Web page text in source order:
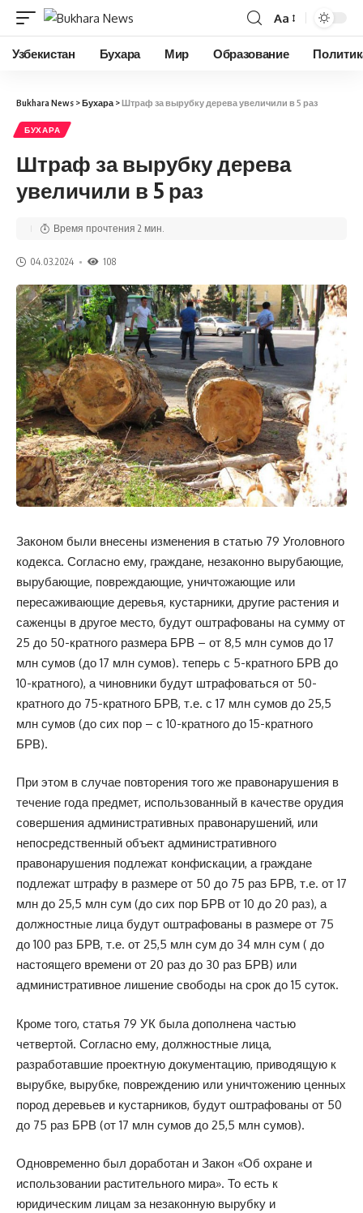
Aa
Узбекистан Бухара Мир Образование
Bukhara News >Бухара >Штраф за вырубку дерева увеличили в 5 раз
БУХАРА
Штраф за вырубку дерева
увеличили в 5 раз
04.03.2024 108
Время прочтения 2 мин.
Законом были внесены изменения в статью 79 Уголовного
кодекса. Согласно ему, граждане, незаконно вырубающие,
вырубающие, повреждающие, уничтожающие или
пересаживающие деревья, кустарники, другие растения и
саженцы в другое место, будут оштрафованы на сумму от
25 до 50-кратного размера БРВ – от 8,5 млн сумов до 17
млн ​​сумов (до 17 млн ​​сумов). теперь с 5-кратного БРВ до
10-кратного), а чиновники будут штрафоваться от 50-
кратного до 75-кратного БРВ, т.е. с 17 млн ​​сумов до 25,5
млн сумов (до сих пор – с 10-кратного до 15-кратного
БРВ).
При этом в случае повторения того же правонарушения в
течение года предмет, использованный в качестве орудия
совершения административных правонарушений, или
непосредственный объект административного
правонарушения подлежат конфискации, а граждане
подлежат штрафу в размере от 50 до 75 раз БРВ, т.е. от 17
млн ​​до 25,5 млн сум (до сих пор БРВ от 10 до 20 раз), а
должностные лица будут оштрафованы в размере от 75
до 100 раз БРВ, т.е. от 25,5 млн сум до 34 млн сум ( до
настоящего времени от 20 раз до 30 раз БРВ) или
административное лишение свободы на срок до 15 суток.
Кроме того, статья 79 УК была дополнена частью
четвертой. Согласно ему, должностные лица,
разработавшие проектную документацию, приводящую к
вырубке, вырубке, повреждению или уничтожению ценных
пород деревьев и кустарников, будут оштрафованы от 50
до 75 раз БРВ (от 17 млн ​​сумов до 25,5 млн сумов).
Одновременно был доработан и Закон «Об охране и
использовании растительного мира». То есть к
юридическим лицам за незаконную вырубку и